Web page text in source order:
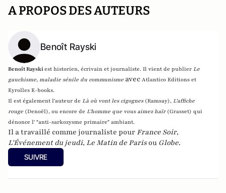
A PROPOS DES AUTEURS
Benoît Rayski
Benoît Rayskiest historien, écrivain et journaliste. Il vient de publier Le
gauchisme, maladie sénile du communisme avec Atlantico Editions et
Eyrolles E-books.
Il est également l'auteur de Là où vont les cigognes (Ramsay), L'affiche
rouge (Denoël), ou encore de L'homme que vous aimez haïr (Grasset) qui
dénonce l' "anti-sarkozysme primaire" ambiant.
Il a travaillé comme journaliste pour France Soir,
L'Événement du jeudi, Le Matin de Parisou Globe.
SUIVRE